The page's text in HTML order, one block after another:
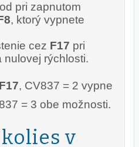
pri zapnutom
, ktorý vypnete
cez F17 pri
nulovej rýchlosti.
F17, CV837 = 2 vypne
= 3 obe možnosti.
v